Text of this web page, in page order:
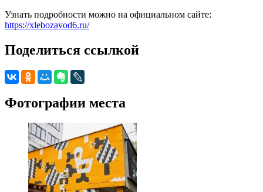
Узнать подробности можно на официальном сайте:
https://xlebozavod6.ru/
Поделиться ссылкой
Фотографии места